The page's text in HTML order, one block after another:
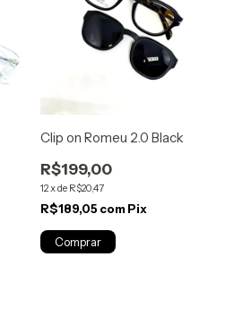
Clip on Romeu 2.0 Black
R$199,00
12xde R$20,47
R$189,05 com Pix